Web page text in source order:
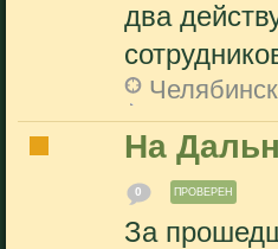
два
На
0 ПРОВЕРЕН
За